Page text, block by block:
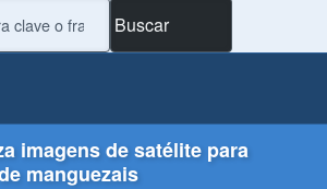
imagens de satélite para
manguezais